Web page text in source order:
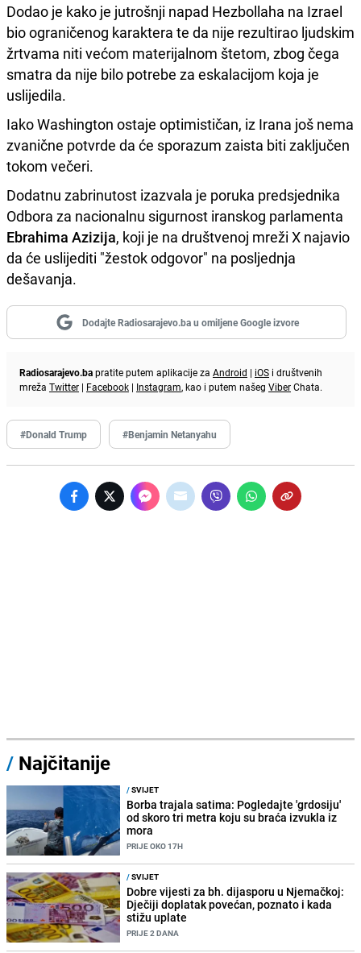
Dodao je kako je jutrošnji napad Hezbollaha na Izrael
bio ograničenog karaktera te da nije rezultirao ljudskim
žrtvama niti većom materijalnom štetom, zbog čega
smatra da nije bilo potrebe za eskalacijom koja je
uslijedila.
Iako Washington ostaje optimističan, iz Irana još nema
zvanične potvrde da će sporazum zaista biti zaključen
tokom večeri.
Dodatnu zabrinutost izazvala je poruka predsjednika
Odbora za nacionalnu sigurnost iranskog parlamenta
Ebrahima Azizija, koji je na društvenoj mreži X najavio
da će uslijediti "žestok odgovor" na posljednja
dešavanja.
Dodajte Radiosarajevo.ba u omiljene Google izvore
Radiosarajevo.bapratite putem aplikacije za Android | iOS i društvenih
mreža Twitter | Facebook | Instagram, kao i putem našeg ViberChata.
#Donald Trump #Benjamin Netanyahu
/ Najčitanije
/SVIJET
Borba trajala satima: Pogledajte 'grdosiju'
od skoro tri metra koju su braća izvukla iz
mora
PRIJE OKO 17H
/SVIJET
Dobre vijesti za bh. dijasporu u Njemačkoj:
Dječiji doplatak povećan, poznato i kada
stižu uplate
PRIJE 2 DANA